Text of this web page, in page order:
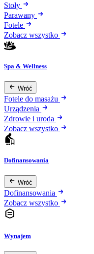
Stoły
Parawany
Fotele
Zobacz wszystko
Spa & Wellness
Wróć
Fotele do masażu
Urządzenia
Zdrowie i uroda
Zobacz wszystko
Dofinansowania
Wróć
Dofinansowania
Zobacz wszystko
Wynajem